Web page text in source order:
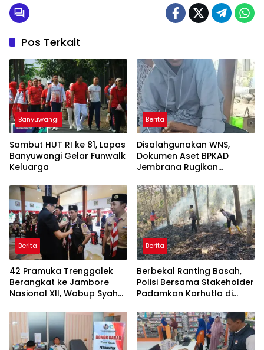
Pos Terkait
Banyuwangi
Sambut HUT RI ke 81, Lapas
Banyuwangi Gelar Funwalk
Keluarga
Berita
Disalahgunakan WNS,
Dokumen Aset BPKAD
Jembrana Rugikan
Berita
42 Pramuka Trenggalek
Berangkat ke Jambore
Nasional XII, Wabup Syah
Daerah
Berita
Berbekal Ranting Basah,
Polisi Bersama Stakeholder
Padamkan Karhutla di
Trenggalek